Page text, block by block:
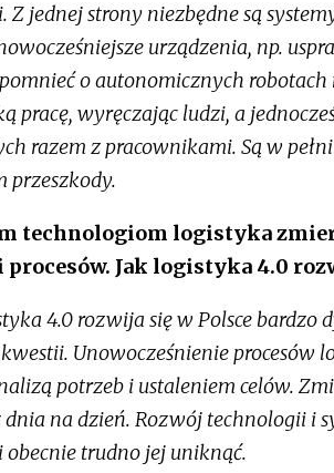
Z jednej strony niezbędne są
urządzenia, np.
o autonomicznych
pracę, wyręczając ludzi, a
razem z pracownikami. Są w
technologiom logistyka
Jak logistyka 4.0
4.0 rozwija się w Polsce bardzo
Unowocześnienie procesów
potrzeb i ustaleniem celów.
dnia na dzień. Rozwój technologii i
trudno jej uniknąć.